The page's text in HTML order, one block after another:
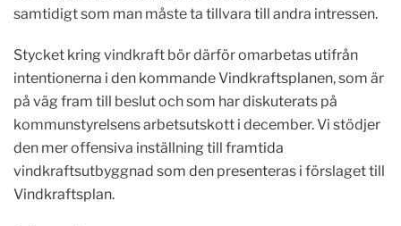
samtidigt som man måste ta tillvara till andra intressen.
Stycket kring vindkraft bör därför omarbetas utifrån
intentionerna i den kommande Vindkraftsplanen, som är
på väg fram till beslut och som har diskuterats på
kommunstyrelsens arbetsutskott i december. Vi stödjer
den mer offensiva inställning till framtida
vindkraftsutbyggnad som den presenteras i förslaget till
Vindkraftsplan.